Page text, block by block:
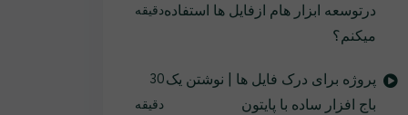
درتوسعه ابزار هام ازفایل ها استفاده
میکنم؟
دقیقه
پروژه برای درک فایل ها | نوشتن یک
باج افزار ساده با پایتون
30
دقیقه